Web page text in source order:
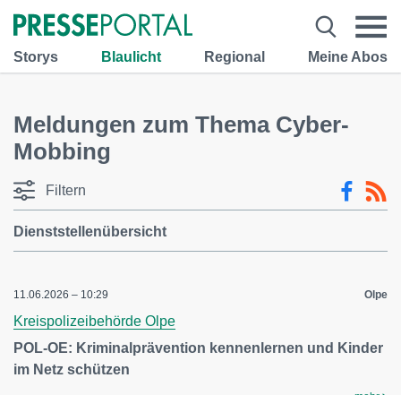
Storys Blaulicht Regional Meine Abos
Meldungen zum Thema Cyber-
Mobbing
Filtern
Dienststellenübersicht
11.06.2026 – 10:29 Olpe
Kreispolizeibehörde Olpe
POL-OE: Kriminalprävention kennenlernen und Kinder
im Netz schützen